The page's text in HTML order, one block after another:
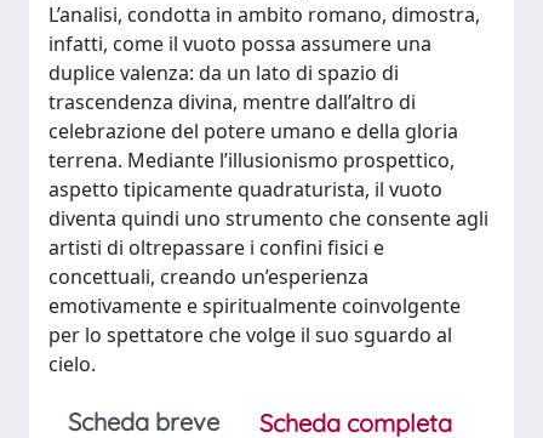
L’analisi, condotta in ambito romano, dimostra,
infatti, come il vuoto possa assumere una
duplice valenza: da un lato di spazio di
trascendenza divina, mentre dall’altro di
celebrazione del potere umano e della gloria
terrena. Mediante l’illusionismo prospettico,
aspetto tipicamente quadraturista, il vuoto
diventa quindi uno strumento che consente agli
artisti di oltrepassare i confini fisici e
concettuali, creando un’esperienza
emotivamente e spiritualmente coinvolgente
per lo spettatore che volge il suo sguardo al
cielo.
Scheda breve
Scheda completa